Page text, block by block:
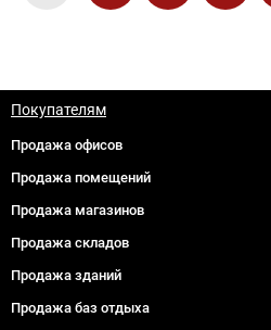
Покупателям
Продажа офисов
Продажа помещений
Продажа магазинов
Продажа складов
Продажа зданий
Продажа баз отдыха